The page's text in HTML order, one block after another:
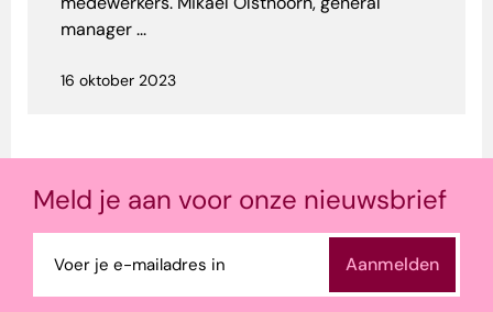
manager ...
16 oktober 2023
Meld je aan voor onze nieuwsbrief
mailadres
(Vereist)